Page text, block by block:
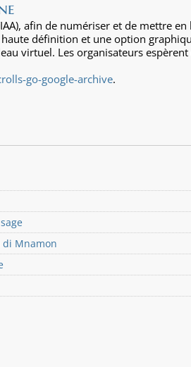
afin de numériser et de mettre
définition et une option
virtuel. Les organisateurs
go-google-archive.
Mnamon